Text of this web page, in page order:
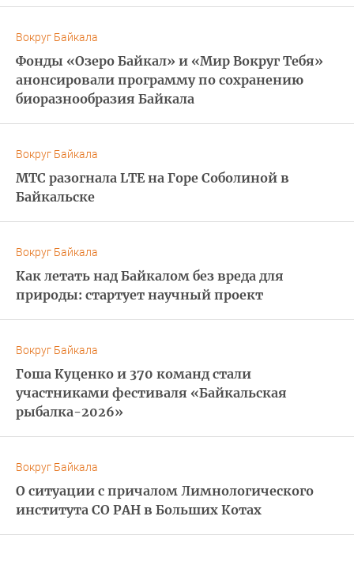
Вокруг Байкала
Фонды «Озеро Байкал» и «Мир Вокруг Тебя»
анонсировали программу по сохранению
биоразнообразия Байкала
Вокруг Байкала
МТС разогнала LTE на Горе Соболиной в
Байкальске
Вокруг Байкала
Как летать над Байкалом без вреда для
природы: стартует научный проект
Вокруг Байкала
Гоша Куценко и 370 команд стали
участниками фестиваля «Байкальская
рыбалка-2026»
Вокруг Байкала
О ситуации с причалом Лимнологического
института СО РАН в Больших Котах